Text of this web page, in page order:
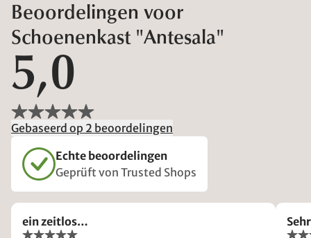
Beoordelingen voor
Schoenenkast "Antesala"
5,0
Gebaseerd op 2 beoordelingen
Echte beoordelingen
Geprüft von Trusted Shops
ein zeitlos…